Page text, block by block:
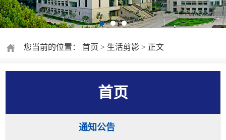
您当前的位置：首页 > 生活剪影 > 正文
首页
通知公告